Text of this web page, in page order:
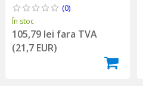
(0)
În stoc
105,79 lei fara TVA
(21,7 EUR)